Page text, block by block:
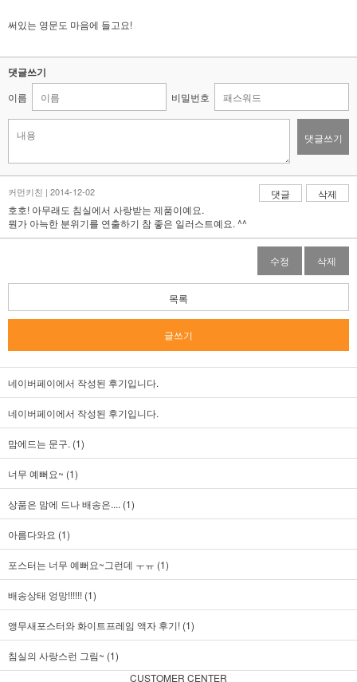
써있는 영문도 마음에 들고요!
댓글쓰기
이름 비밀번호
댓글쓰기
커먼키친 | 2014-12-02 삭제
댓글
호호! 아무래도 침실에서 사랑받는 제품이예요.
뭔가 아늑한 분위기를 연출하기 참 좋은 일러스트예요. ^^
수정 삭제
목록
글쓰기
네이버페이에서 작성된 후기입니다.
네이버페이에서 작성된 후기입니다.
맘에드는 문구. (1)
너무 예뻐요~ (1)
상품은 맘에 드나 배송은.... (1)
아름다와요 (1)
포스터는 너무 예뻐요~그런데 ㅜㅠ (1)
배송상태 엉망!!!!!! (1)
앵무새포스터와 화이트프레임 액자 후기! (1)
침실의 사랑스런 그림~ (1)
CUSTOMER CENTER